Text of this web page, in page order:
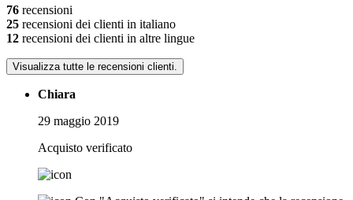
76 recensioni
25 recensioni dei clienti in italiano
12 recensioni dei clienti in altre lingue
Visualizza tutte le recensioni clienti.
Chiara
29 maggio 2019
Acquisto verificato